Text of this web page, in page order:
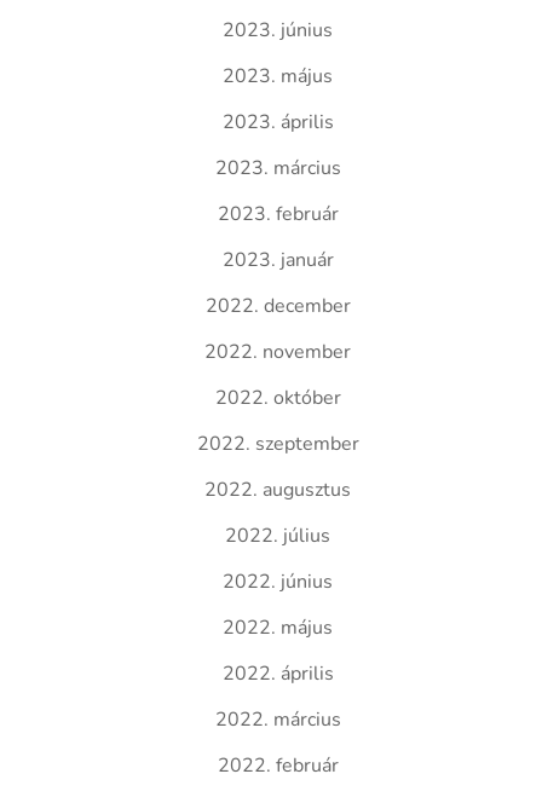
2023. június
2023. május
2023. április
2023. március
2023. február
2023. január
2022. december
2022. november
2022. október
2022. szeptember
2022. augusztus
2022. július
2022. június
2022. május
2022. április
2022. március
2022. február